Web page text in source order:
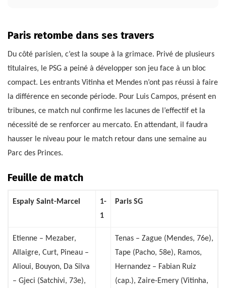
Paris retombe dans ses travers
Du côté parisien, c’est la soupe à la grimace. Privé de plusieurs
titulaires, le PSG a peiné à développer son jeu face à un bloc
compact. Les entrants Vitinha et Mendes n’ont pas réussi à faire
la différence en seconde période. Pour Luis Campos, présent en
tribunes, ce match nul confirme les lacunes de l’effectif et la
nécessité de se renforcer au mercato. En attendant, il faudra
hausser le niveau pour le match retour dans une semaine au
Parc des Princes.
Feuille de match
Espaly Saint-Marcel
1-
1
Paris SG
Etienne – Mezaber,
Allaigre, Curt, Pineau –
Alioui, Bouyon, Da Silva
– Gjeci (Satchivi, 73e),
Tenas – Zague (Mendes, 76e),
Tape (Pacho, 58e), Ramos,
Hernandez – Fabian Ruiz
(cap.), Zaire-Emery (Vitinha,